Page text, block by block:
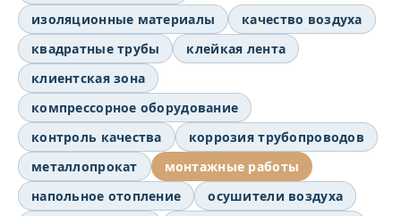
изоляционные материалы
качество воздуха
квадратные трубы
клейкая лента
клиентская зона
компрессорное оборудование
контроль качества
коррозия трубопроводов
металлопрокат
монтажные работы
напольное отопление
осушители воздуха